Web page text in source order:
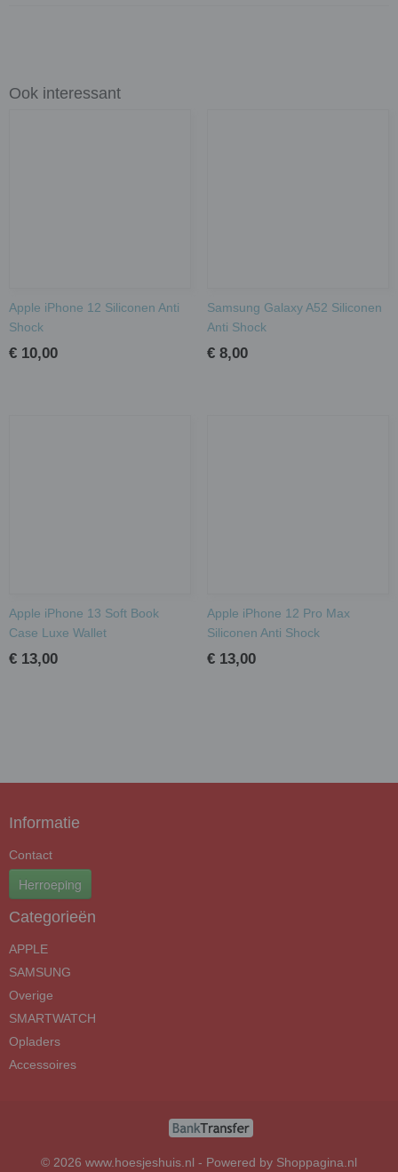
Ook interessant
Apple iPhone 12 Siliconen Anti
Shock
€ 10,00
Samsung Galaxy A52 Siliconen
Anti Shock
€ 8,00
Apple iPhone 13 Soft Book
Case Luxe Wallet
€ 13,00
Apple iPhone 12 Pro Max
Siliconen Anti Shock
€ 13,00
Informatie
Contact
Herroeping
Categorieën
APPLE
SAMSUNG
Overige
SMARTWATCH
Opladers
Accessoires
© 2026 www.hoesjeshuis.nl - Powered by Shoppagina.nl